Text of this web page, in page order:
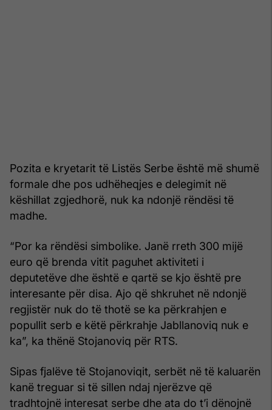
Pozita e kryetarit të Listës Serbe është më shumë
formale dhe pos udhëheqjes e delegimit në
këshillat zgjedhorë, nuk ka ndonjë rëndësi të
madhe.
“Por ka rëndësi simbolike. Janë rreth 300 mijë
euro që brenda vitit paguhet aktiviteti i
deputetëve dhe është e qartë se kjo është pre
interesante për disa. Ajo që shkruhet në ndonjë
regjistër nuk do të thotë se ka përkrahjen e
popullit serb e këtë përkrahje Jabllanoviq nuk e
ka”, ka thënë Stojanoviq për RTS.
Sipas fjalëve të Stojanoviqit, serbët në të kaluarën
kanë treguar si të sillen ndaj njerëzve që
tradhtojnë interesat serbe dhe ata do t’i dënojnë